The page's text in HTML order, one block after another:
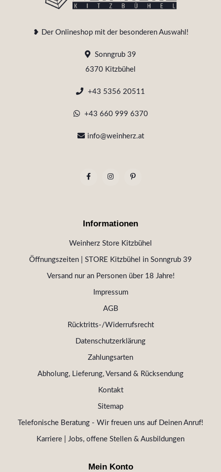
❥ Der Onlineshop mit der besonderen Auswahl!
Sonngrub 39
6370 Kitzbühel
+43 5356 20511
+43 660 999 6370
info@weinherz.at
Informationen
Weinherz Store Kitzbühel
Öffnungszeiten | STORE Kitzbühel in Sonngrub 39
Versand nur an Personen über 18 Jahre!
Impressum
AGB
Rücktritts-/Widerrufsrecht
Datenschutzerklärung
Zahlungsarten
Abholung, Lieferung, Versand & Rücksendung
Kontakt
Sitemap
Telefonische Beratung - Wir freuen uns auf Deinen Anruf!
Karriere | Jobs, offene Stellen & Ausbildungen
Mein Konto